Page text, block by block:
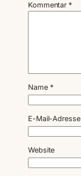
Kommentar *
Name *
E-Mail-Adresse
Website